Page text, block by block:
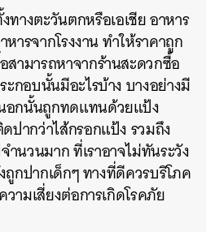
ทางตะวันตกหรือเอเชียอาหาร
ารจากโรงงานทำให้ราคาถูก
สามารถหาจากร้านสะดวกซื้อ
ะกอบนั้นมีอะไรบ้างบางอย่างมี
อกนั้นถูกทดแทนด้วยแป้ง
ปากว่าไส้กรอกแป้งรวมถึง
ำนวนมากที่เราอาจไม่ทันระวัง
กปากเด็กๆ ทางที่ดีควรบริโภค
มเสี่ยงต่อการเกิดโรคภัย